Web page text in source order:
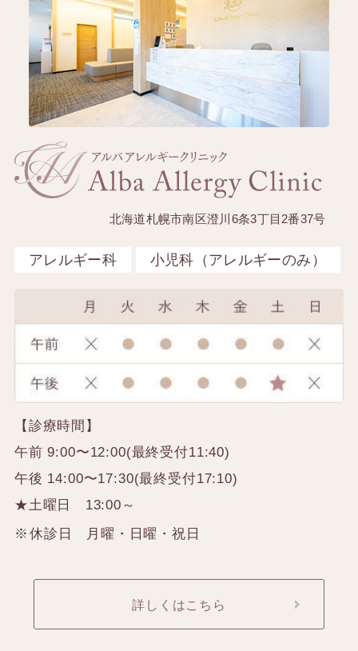
北海道札幌市南区澄川6条3丁目2番37号
アレルギー科 小児科（アレルギーのみ）
【診療時間】
午前 9:00〜12:00(最終受付11:40)
午後 14:00〜17:30(最終受付17:10)
★土曜日 13:00～
休診日 月曜・日曜・祝日
詳しくはこちら